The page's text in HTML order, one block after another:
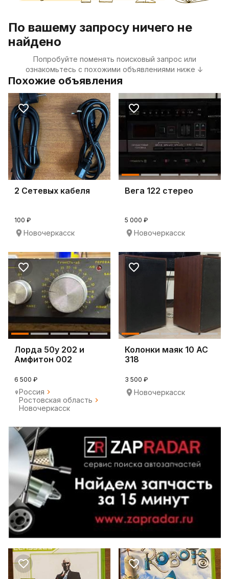
По вашему запросу ничего не
найдено
Попробуйте поменять поисковый запрос или
ознакомьтесь с похожими объявлениями ниже ↓
Похожие объявления
2 Сетевых кабеля
100 ₽
Новочеркасск
Вега 122 стерео
5 000 ₽
Новочеркасск
Лорда 50у 202 и
Амфитон 002
6 500 ₽
Россия
Ростовская область
Новочеркасск
Колонки маяк 10 АС
318
3 500 ₽
Новочеркасск